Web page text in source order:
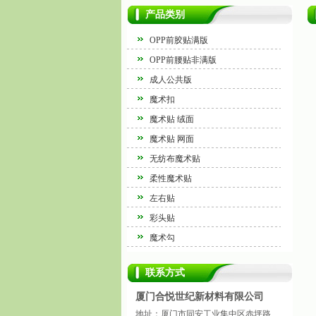
产品类别
OPP前胶贴满版
OPP前腰贴非满版
成人公共版
魔术扣
魔术贴 绒面
魔术贴 网面
无纺布魔术贴
柔性魔术贴
左右贴
彩头贴
魔术勾
联系方式
厦门合悦世纪新材料有限公司
地址：厦门市同安工业集中区赤坪路